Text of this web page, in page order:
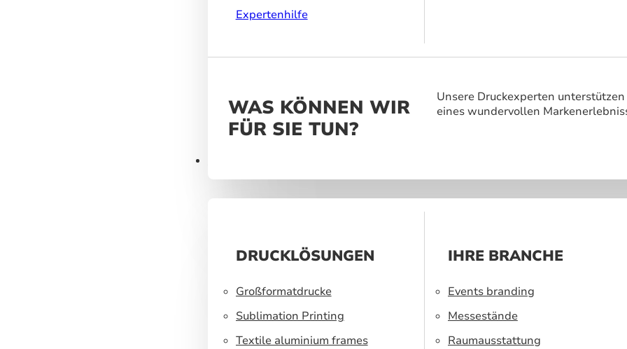
Großformatdrucklösungen
helfen, ein unvergessliches
Expertenhilfe
WAS KÖNNEN WIR
FÜR SIE TUN?
Unsere Druckexperten
eines wundervollen
DRUCKLÖSUNGEN
Großformatdrucke
Sublimation Printing
Textile aluminium frames
IHRE BRANCHE
Events branding
Messestände
Raumausstattung